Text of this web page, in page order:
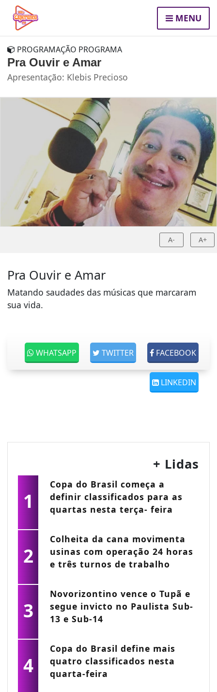
MENU
PROGRAMAÇÃO PROGRAMA
Pra Ouvir e Amar
Apresentação: Klebis Precioso
A- A+
Pra Ouvir e Amar
Matando saudades das músicas que marcaram
sua vida.
FACEBOOK
TWITTER
WHATSAPP
LINKEDIN
+ Lidas
1
Copa do Brasil começa a
definir classificados para as
quartas nesta terça- feira
2
Colheita da cana movimenta
usinas com operação 24 horas
e três turnos de trabalho
3
Novorizontino vence o Tupã e
segue invicto no Paulista Sub-
13 e Sub-14
4
Copa do Brasil define mais
quatro classificados nesta
quarta-feira